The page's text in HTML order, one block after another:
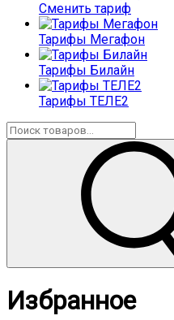
Сменить тариф
Тарифы Мегафон
Тарифы Билайн
Тарифы ТЕЛЕ2
Избранное